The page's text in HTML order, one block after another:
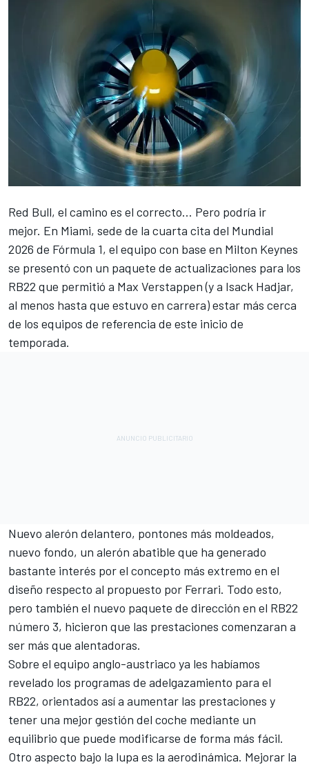
Red Bull, el camino es el correcto... Pero podría ir
mejor. En Miami, sede de la cuarta cita del Mundial
2026 de Fórmula 1, el equipo con base en Milton Keynes
se presentó con un paquete de actualizaciones para los
RB22 que permitió a Max Verstappen(y a Isack Hadjar,
al menos hasta que estuvo en carrera) estar más cerca
de los equipos de referencia de este inicio de
temporada.
Nuevo alerón delantero, pontones más moldeados,
nuevo fondo, un alerón abatible que ha generado
bastante interés por el concepto más extremo en el
diseño respecto al propuesto por Ferrari. Todo esto,
pero también el nuevo paquete de dirección en el RB22
número 3, hicieron que las prestaciones comenzaran a
ser más que alentadoras.
Sobre el equipo anglo-austriaco ya les habíamos
revelado los programas de adelgazamiento para el
RB22, orientados así a aumentar las prestaciones y
tener una mejor gestión del coche mediante un
equilibrio que puede modificarse de forma más fácil.
Otro aspecto bajo la lupa es la aerodinámica. Mejorar la